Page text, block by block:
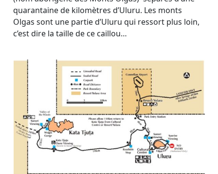
quarantaine de kilomètres d’Uluru. Les monts
Olgas sont une partie d’Uluru qui ressort plus loin,
c’est dire la taille de ce caillou…